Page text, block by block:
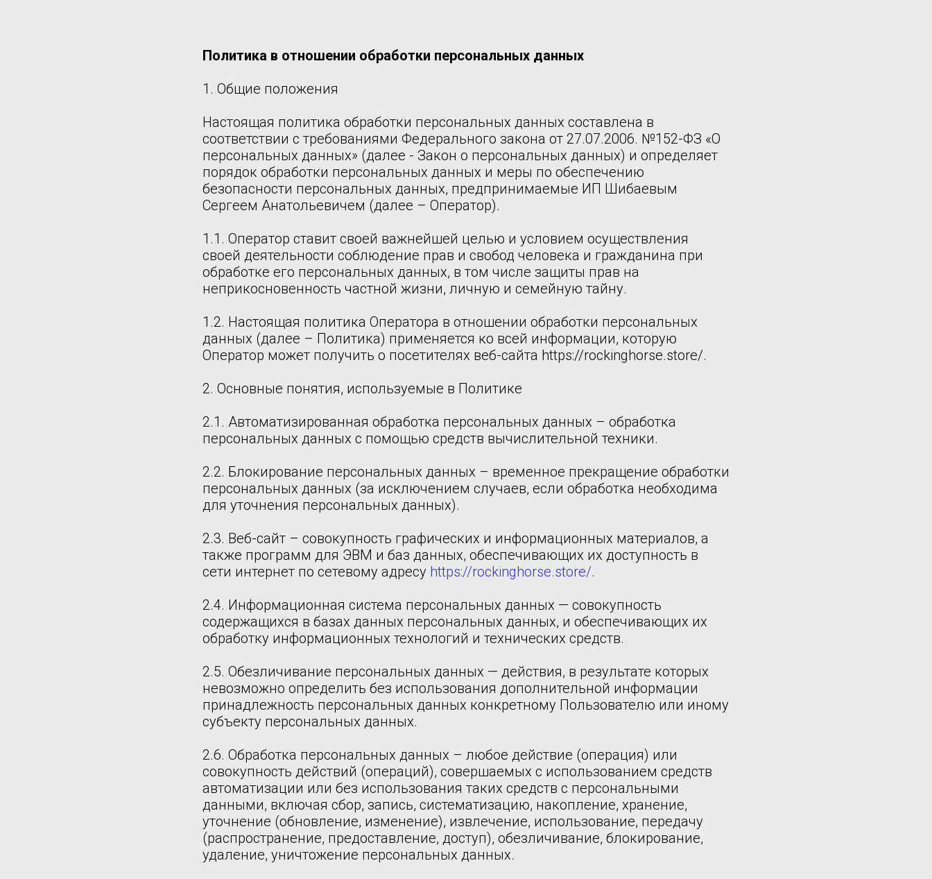
Политика в отношении обработки персональных данных
1. Общие положения
Настоящая политика обработки персональных данных составлена в
соответствии с требованиями Федерального закона от 27.07.2006. №152-ФЗ «О
персональных данных» (далее - Закон о персональных данных) и определяет
порядок обработки персональных данных и меры по обеспечению
безопасности персональных данных, предпринимаемые ИП Шибаевым
Сергеем Анатольевичем (далее – Оператор).
1.1. Оператор ставит своей важнейшей целью и условием осуществления
своей деятельности соблюдение прав и свобод человека и гражданина при
обработке его персональных данных, в том числе защиты прав на
неприкосновенность частной жизни, личную и семейную тайну.
1.2. Настоящая политика Оператора в отношении обработки персональных
данных (далее – Политика) применяется ко всей информации, которую
Оператор может получить о посетителях веб-сайта https://rockinghorse.store/.
2. Основные понятия, используемые в Политике
2.1. Автоматизированная обработка персональных данных – обработка
персональных данных с помощью средств вычислительной техники.
2.2. Блокирование персональных данных – временное прекращение обработки
персональных данных (за исключением случаев, если обработка необходима
для уточнения персональных данных).
2.3. Веб-сайт – совокупность графических и информационных материалов, а
также программ для ЭВМ и баз данных, обеспечивающих их доступность в
сети интернет по сетевому адресу https://rockinghorse.store/.
2.4. Информационная система персональных данных — совокупность
содержащихся в базах данных персональных данных, и обеспечивающих их
обработку информационных технологий и технических средств.
2.5. Обезличивание персональных данных — действия, в результате которых
невозможно определить без использования дополнительной информации
принадлежность персональных данных конкретному Пользователю или иному
субъекту персональных данных.
2.6. Обработка персональных данных – любое действие (операция) или
совокупность действий (операций), совершаемых с использованием средств
автоматизации или без использования таких средств с персональными
данными, включая сбор, запись, систематизацию, накопление, хранение,
уточнение (обновление, изменение), извлечение, использование, передачу
(распространение, предоставление, доступ), обезличивание, блокирование,
удаление, уничтожение персональных данных.